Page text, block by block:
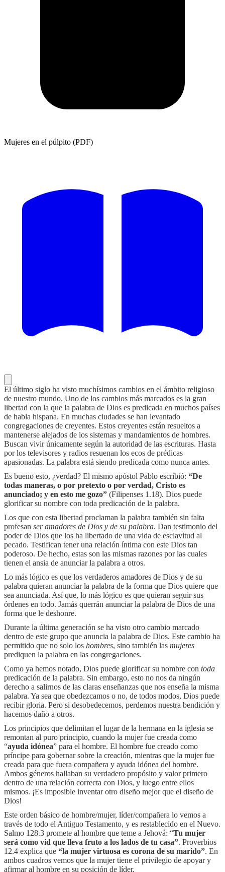
Mujeres en el púlpito (PDF)
El último siglo ha visto muchísimos cambios en el ámbito religioso
de nuestro mundo. Uno de los cambios más marcados es la gran
libertad con la que la palabra de Dios es predicada en muchos países
de habla hispana. En muchas ciudades se han levantado
congregaciones de creyentes. Estos creyentes están resueltos a
mantenerse alejados de los sistemas y mandamientos de hombres.
Buscan vivir únicamente según la autoridad de las escrituras. Hasta
por los televisores y radios resuenan los ecos de prédicas
apasionadas. La palabra está siendo predicada como nunca antes.
Es bueno esto, ¿verdad? El mismo apóstol Pablo escribió: “De
todas maneras, o por pretexto o por verdad, Cristo es
anunciado; y en esto me gozo” (Filipenses 1.18). Dios puede
glorificar su nombre con toda predicación de la palabra.
Los que con esta libertad proclaman la palabra también sin falta
profesan ser amadores de Dios y de su palabra. Dan testimonio del
poder de Dios que los ha libertado de una vida de esclavitud al
pecado. Testifican tener una relación íntima con este Dios tan
poderoso. De hecho, estas son las mismas razones por las cuales
tienen el ansia de anunciar la palabra a otros.
Lo más lógico es que los verdaderos amadores de Dios y de su
palabra quieran anunciar la palabra de la forma que Dios quiere que
sea anunciada. Así que, lo más lógico es que quieran seguir sus
órdenes en todo. Jamás querrán anunciar la palabra de Dios de una
forma que le deshonre.
Durante la última generación se ha visto otro cambio marcado
dentro de este grupo que anuncia la palabra de Dios. Este cambio ha
permitido que no solo los hombres, sino también las mujeres
prediquen la palabra en las congregaciones.
Como ya hemos notado, Dios puede glorificar su nombre con toda
predicación de la palabra. Sin embargo, esto no nos da ningún
derecho a salirnos de las claras enseñanzas que nos enseña la misma
palabra. Ya sea que obedezcamos o no, de todos modos, Dios puede
recibir gloria. Pero si desobedecemos, perdemos nuestra bendición y
hacemos daño a otros.
Los principios que delimitan el lugar de la hermana en la iglesia se
remontan al puro principio, cuando la mujer fue creada como
“ayuda idónea” para el hombre. El hombre fue creado como
príncipe para gobernar sobre la creación, mientras que la mujer fue
creada para que fuera compañera y ayuda idónea del hombre.
Ambos géneros hallaban su verdadero propósito y valor primero
dentro de una relación correcta con Dios, y luego entre ellos
mismos. ¡Es imposible inventar otro diseño mejor que el diseño de
Dios!
Este orden básico de hombre/mujer, líder/compañera lo vemos a
través de todo el Antiguo Testamento, y es restablecido en el Nuevo.
Salmo 128.3 promete al hombre que teme a Jehová: “Tu mujer
será como vid que lleva fruto a los lados de tu casa”. Proverbios
12.4 explica que “la mujer virtuosa es corona de su marido”. En
ambos cuadros vemos que la mujer tiene el privilegio de apoyar y
afirmar al hombre en su posición de líder.